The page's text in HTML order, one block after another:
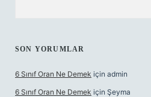
SON YORUMLAR
6 Sınıf Oran Ne Demek için admin
6 Sınıf Oran Ne Demek için Şeyma